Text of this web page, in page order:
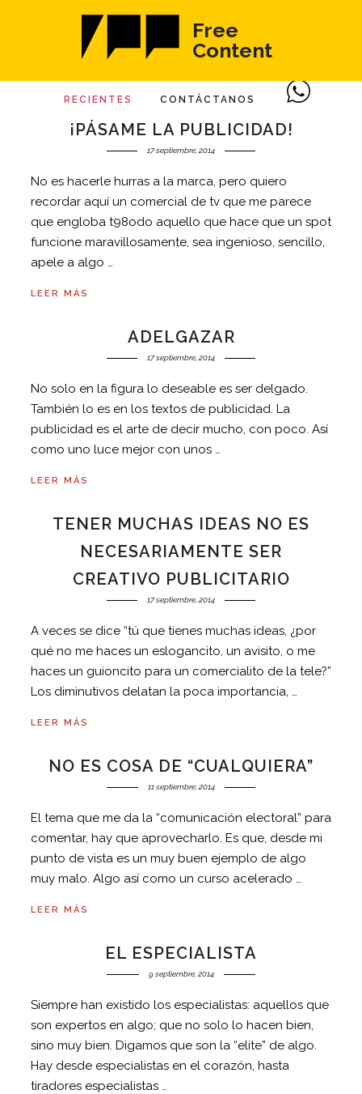
Free
Content
RECIENTES CONTÁCTANOS
¡PÁSAME LA PUBLICIDAD!
17 septiembre, 2014
No es hacerle hurras a la marca, pero quiero
recordar aquí un comercial de tv que me parece
que engloba t98odo aquello que hace que un spot
funcione maravillosamente, sea ingenioso, sencillo,
apele a algo …
LEER MÁS
ADELGAZAR
17 septiembre, 2014
No solo en la figura lo deseable es ser delgado.
También lo es en los textos de publicidad. La
publicidad es el arte de decir mucho, con poco. Así
como uno luce mejor con unos …
LEER MÁS
TENER MUCHAS IDEAS NO ES
NECESARIAMENTE SER
CREATIVO PUBLICITARIO
17 septiembre, 2014
A veces se dice “tú que tienes muchas ideas, ¿por
qué no me haces un eslogancito, un avisito, o me
haces un guioncito para un comercialito de la tele?”
Los diminutivos delatan la poca importancia, …
LEER MÁS
NO ES COSA DE “CUALQUIERA”
11 septiembre, 2014
El tema que me da la “comunicación electoral” para
comentar, hay que aprovecharlo. Es que, desde mi
punto de vista es un muy buen ejemplo de algo
muy malo. Algo así como un curso acelerado …
LEER MÁS
EL ESPECIALISTA
9 septiembre, 2014
Siempre han existido los especialistas: aquellos que
son expertos en algo; que no solo lo hacen bien,
sino muy bien. Digamos que son la “elite” de algo.
Hay desde especialistas en el corazón, hasta
tiradores especialistas …